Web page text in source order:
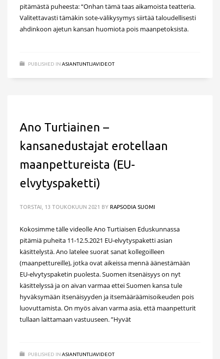
pitämästä puheesta: “Onhan tämä taas aikamoista teatteria.
Valitettavasti tämäkin sote-välikysymys siirtää taloudellisesti
ahdinkoon ajetun kansan huomiota pois maanpetoksista.
PUBLISHED IN ASIANTUNTIJAVIDEOT
Ano Turtiainen –
kansanedustajat erotellaan
maanpettureista (EU-
elvytyspaketti)
TORSTAI, 13 TOUKOKUUN 2021 BY RAPSODIA SUOMI
Kokosimme tälle videolle Ano Turtiaisen Eduskunnassa
pitämiä puheita 11-12.5.2021 EU-elvytyspaketti asian
käsittelystä. Ano latelee suorat sanat kollegoilleen
(maanpettureille), jotka ovat aikeissa mennä äänestämään
EU-elvytyspaketin puolesta. Suomen itsenäisyys on nyt
käsittelyssä ja on aivan varmaa ettei Suomen kansa tule
hyväksymään itsenäisyyden ja itsemääräämisoikeuden pois
luovuttamista. On myös aivan varma asia, että maanpetturit
tullaan laittamaan vastuuseen. ”Hyvät
PUBLISHED IN ASIANTUNTIJAVIDEOT